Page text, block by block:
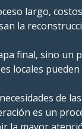
largo,
la
final, sino un
locales
de
es un